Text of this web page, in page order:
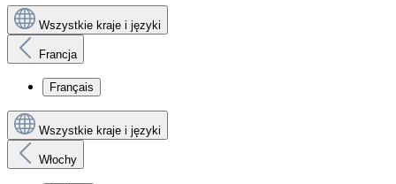
Wszystkie kraje i języki
Francja
Français
Wszystkie kraje i języki
Włochy